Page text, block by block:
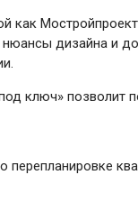
как
дизайна и
ключ» позволит